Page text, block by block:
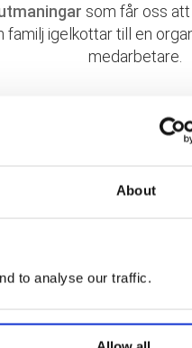
About
to analyse our traffic.
som får oss
familj igelkottar till en
medarbetare.
Trevliga &